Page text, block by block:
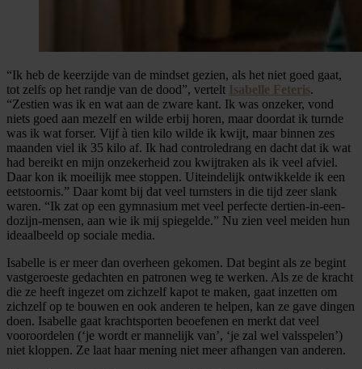
“Ik heb de keerzijde van de mindset gezien, als het niet goed gaat,
tot zelfs op het randje van de dood”, vertelt Isabelle Feteris.
“Zestien was ik en wat aan de zware kant. Ik was onzeker, vond
niets goed aan mezelf en wilde erbij horen, maar doordat ik turnde
was ik wat forser. Vijf à tien kilo wilde ik kwijt, maar binnen zes
maanden viel ik 35 kilo af. Ik had controledrang en dacht dat ik wat
had bereikt en mijn onzekerheid zou kwijtraken als ik veel afviel.
Daar kon ik moeilijk mee stoppen. Uiteindelijk ontwikkelde ik een
eetstoornis.” Daar komt bij dat veel turnsters in die tijd zeer slank
waren. “Ik zat op een gymnasium met veel perfecte dertien-in-een-
dozijn-mensen, aan wie ik mij spiegelde.” Nu zien veel meiden hun
ideaalbeeld op sociale media.
Isabelle is er meer dan overheen gekomen. Dat begint als ze begint
vastgeroeste gedachten en patronen weg te werken. Als ze de kracht
die ze heeft ingezet om zichzelf kapot te maken, gaat inzetten om
zichzelf op te bouwen en ook anderen te helpen, kan ze gave dingen
doen. Isabelle gaat krachtsporten beoefenen en merkt dat veel
vooroordelen (‘je wordt er mannelijk van’, ‘je zal wel valsspelen’)
niet kloppen. Ze laat haar mening niet meer afhangen van anderen.